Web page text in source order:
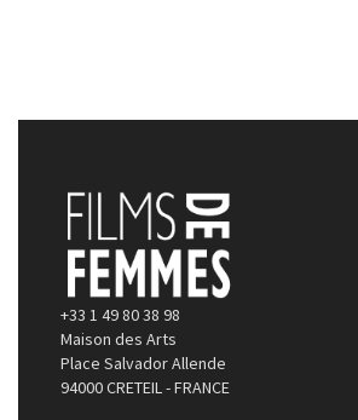
+33 1 49 80 38 98
Maison des Arts
Place Salvador Allende
94000 CRETEIL - FRANCE